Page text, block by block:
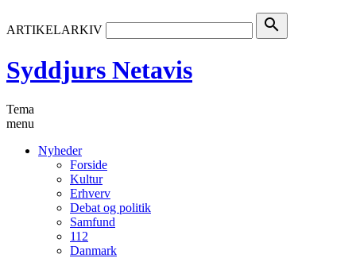
ARTIKELARKIV search
Syddjurs Netavis
Tema
menu
Nyheder
Forside
Kultur
Erhverv
Debat og politik
Samfund
112
Danmark